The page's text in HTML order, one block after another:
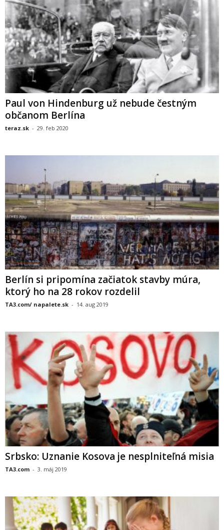
Paul von Hindenburg už nebude čestným
občanom Berlína
teraz.sk - 29. feb 2020
Berlín si pripomína začiatok stavby múra,
ktorý ho na 28 rokov rozdelil
TA3.com/ napalete.sk - 14. aug 2019
Srbsko: Uznanie Kosova je nesplniteľná misia
TA3.com - 3. máj 2019